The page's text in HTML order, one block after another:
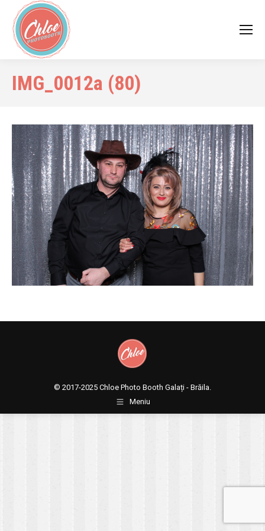
IMG_0012a (80)
© 2017-2025 Chloe Photo Booth Galați - Brăila.
Meniu